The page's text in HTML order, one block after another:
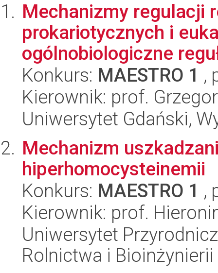
Mechanizmy regulacji
prokariotycznych i
ogólnobiologiczne
Konkurs: MAESTRO 1 ,
Kierownik: prof.
Uniwersytet Gdański,
Mechanizm
hiperhomocysteinemii
Konkurs: MAESTRO 1 ,
Kierownik: prof.
Uniwersytet
Rolnictwa i Bioinżynierii